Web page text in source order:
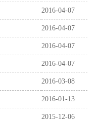
2016-04-07
2016-04-07
2016-04-07
2016-04-07
2016-03-08
2016-01-13
2015-12-06